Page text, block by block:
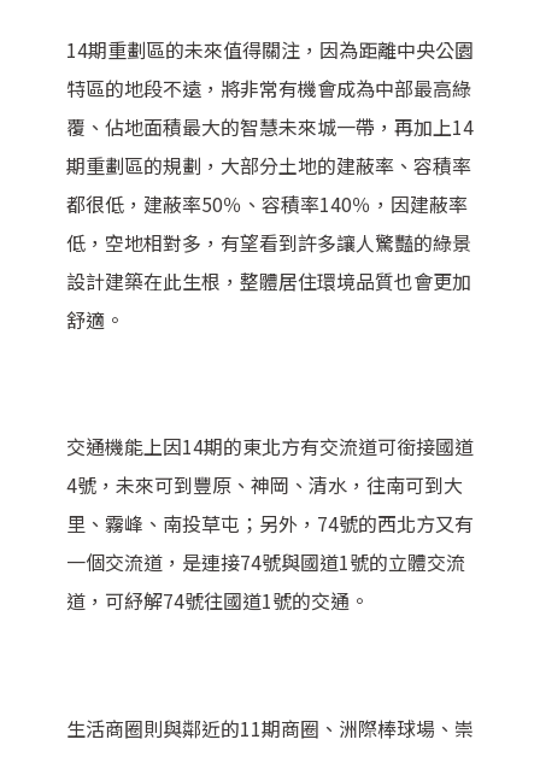
14期重劃區的未來值得關注，因為距離中央公園
特區的地段不遠，將非常有機會成為中部最高綠
覆、佔地面積最大的智慧未來城一帶，再加上14
期重劃區的規劃，大部分土地的建蔽率、容積率
都很低，建蔽率50％、容積率140％，因建蔽率
低，空地相對多，有望看到許多讓人驚豔的綠景
設計建築在此生根，整體居住環境品質也會更加
舒適。
交通機能上因14期的東北方有交流道可銜接國道
4號，未來可到豐原、神岡、清水，往南可到大
里、霧峰、南投草屯；另外，74號的西北方又有
一個交流道，是連接74號與國道1號的立體交流
道，可紓解74號往國道1號的交通。
生活商圈則與鄰近的11期商圈、洲際棒球場、崇